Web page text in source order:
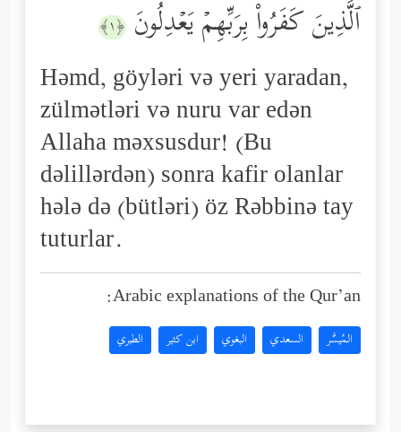
ٱلَّذِینَ كَفَرُواْ بِرَبِّهِمۡ یَعۡدِلُونَ ﴿١﴾
Həmd, göyləri və yeri yaradan,
zülmətləri və nuru var edən
Allaha məxsusdur! (Bu
dəlillərdən) sonra kafir olanlar
hələ də (bütləri) öz Rəbbinə tay
tuturlar.
Arabic explanations of the Qur’an:
المُيسَّر السعدي البغوي ابن كثير الطبري